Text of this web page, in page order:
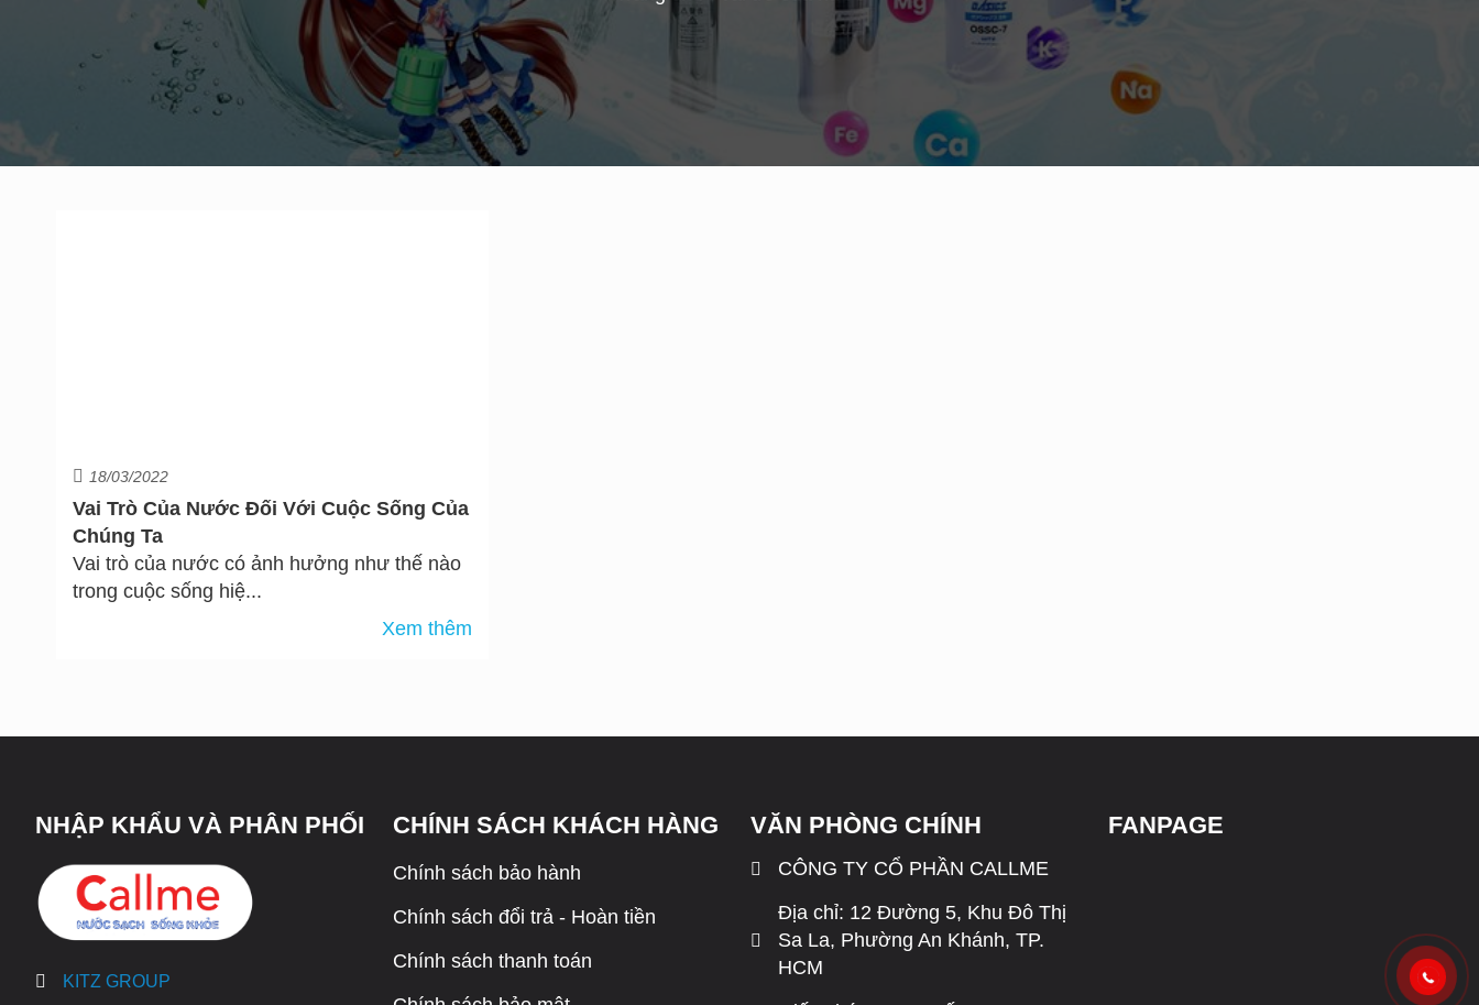
18/03/2022
Vai Trò Của Nước Đối Với Cuộc Sống Của
Chúng Ta
Vai trò của nước có ảnh hưởng như thế nào
trong cuộc sống hiệ...
Xem thêm
NHẬP KHẨU VÀ PHÂN PHỐI
KITZ GROUP
CHÍNH SÁCH KHÁCH HÀNG
Chính sách bảo hành
Chính sách đổi trả - Hoàn tiền
Chính sách thanh toán
VĂN PHÒNG CHÍNH
CÔNG TY CỔ PHẦN CALLME
Địa chỉ: 12 Đường 5, Khu Đô Thị
Sa La, Phường An Khánh, TP.
HCM
FANPAGE